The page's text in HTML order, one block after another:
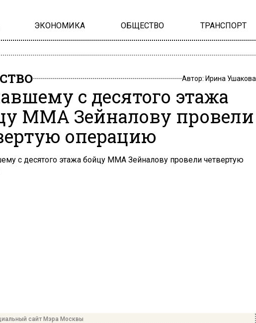
ЭКОНОМИКА ОБЩЕСТВО ТРАНСПОРТ
Автор: Ирина Ушакова
с десятого этажа
ММА Зейналову провели
операцию
сайт Мэра Москвы